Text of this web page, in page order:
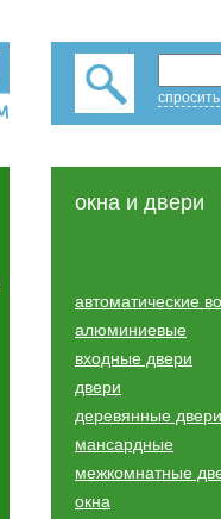
окна и двери
автоматические
алюминиевые
входные двери
двери
деревянные двери
мансардные
межкомнатные
окна